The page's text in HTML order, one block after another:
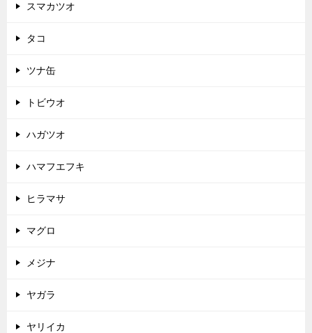
スマカツオ
タコ
ツナ缶
トビウオ
ハガツオ
ハマフエフキ
ヒラマサ
マグロ
メジナ
ヤガラ
ヤリイカ